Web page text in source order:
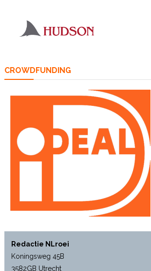
CROWDFUNDING
Redactie NLroei
Koningsweg 45B
3582GB Utrecht